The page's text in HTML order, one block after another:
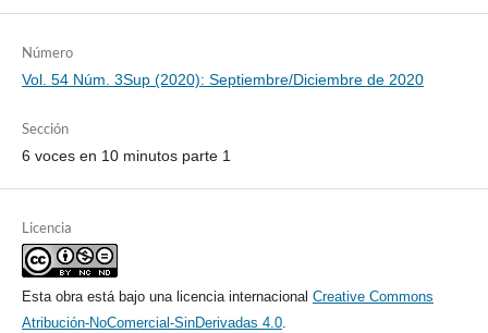
Número
Vol. 54 Núm. 3Sup (2020): Septiembre/Diciembre de 2020
Sección
6 voces en 10 minutos parte 1
Licencia
Esta obra está bajo una licencia internacional Creative Commons
Atribución-NoComercial-SinDerivadas 4.0.